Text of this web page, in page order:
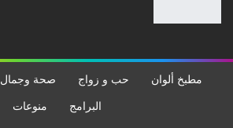
مطبخ ألوان حب و زواج صحة وجمال
البرامج منوعات